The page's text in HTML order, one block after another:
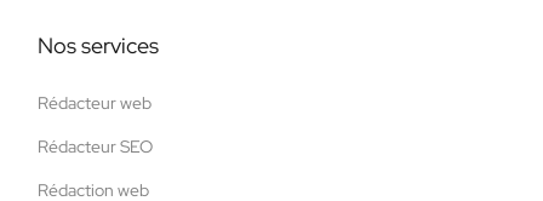
Nos services
Rédacteur web
Rédacteur SEO
Rédaction web